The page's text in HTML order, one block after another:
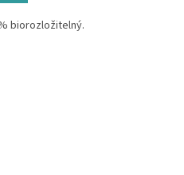
biorozložitelný.